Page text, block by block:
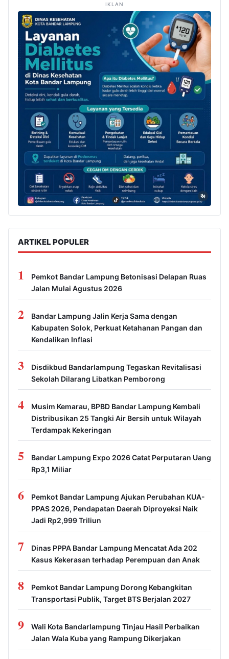
IKLAN
ARTIKEL POPULER
1
Pemkot Bandar Lampung Betonisasi Delapan Ruas
Jalan Mulai Agustus 2026
2
Bandar Lampung Jalin Kerja Sama dengan
Kabupaten Solok, Perkuat Ketahanan Pangan dan
Kendalikan Inflasi
3
Disdikbud Bandarlampung Tegaskan Revitalisasi
Sekolah Dilarang Libatkan Pemborong
4
Musim Kemarau, BPBD Bandar Lampung Kembali
Distribusikan 25 Tangki Air Bersih untuk Wilayah
Terdampak Kekeringan
5
Bandar Lampung Expo 2026 Catat Perputaran Uang
Rp3,1 Miliar
6
Pemkot Bandar Lampung Ajukan Perubahan KUA-
PPAS 2026, Pendapatan Daerah Diproyeksi Naik
Jadi Rp2,999 Triliun
7
Dinas PPPA Bandar Lampung Mencatat Ada 202
Kasus Kekerasan terhadap Perempuan dan Anak
8
Pemkot Bandar Lampung Dorong Kebangkitan
Transportasi Publik, Target BTS Berjalan 2027
9
Wali Kota Bandarlampung Tinjau Hasil Perbaikan
Jalan Wala Kuba yang Rampung Dikerjakan